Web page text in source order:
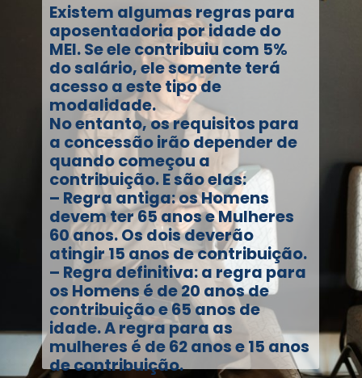
Existem algumas regras para
aposentadoria por idade do
MEI. Se ele contribuiu com 5%
do salário, ele somente terá
acesso a este tipo de
modalidade.
No entanto, os requisitos para
a concessão irão depender de
quando começou a
contribuição. E são elas:
– Regra antiga: os Homens
devem ter 65 anos e Mulheres
60 anos. Os dois deverão
atingir 15 anos de contribuição.
– Regra definitiva: a regra para
os Homens é de 20 anos de
contribuição e 65 anos de
idade. A regra para as
mulheres é de 62 anos e 15 anos
de contribuição.